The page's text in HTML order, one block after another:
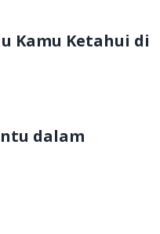
Kamu Ketahui di
dalam